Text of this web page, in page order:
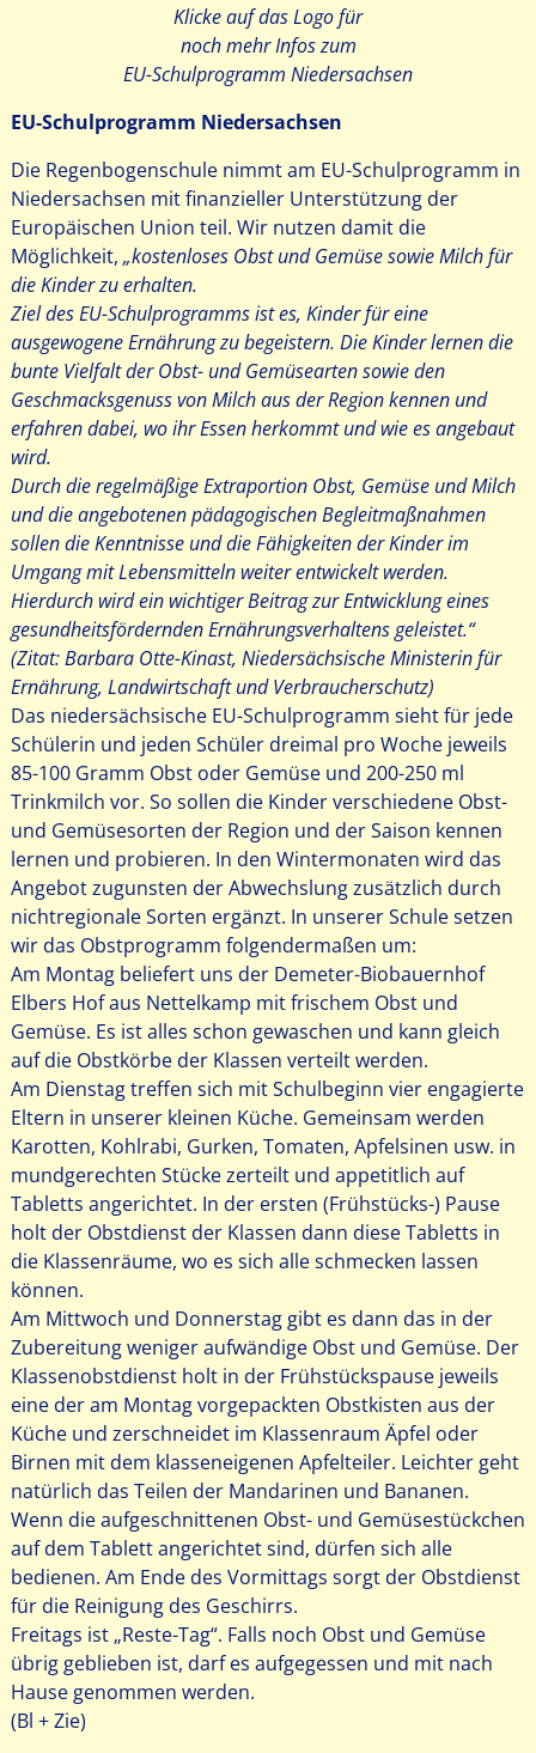
Klicke auf das Logo für
noch mehr Infos zum
EU-Schulprogramm Niedersachsen
EU-Schulprogramm Niedersachsen
Die Regenbogenschule nimmt am EU-Schulprogramm in
Niedersachsen mit finanzieller Unterstützung der
Europäischen Union teil. Wir nutzen damit die
Möglichkeit, „kostenloses Obst und Gemüse sowie Milch für
die Kinder zu erhalten.
Ziel des EU-Schulprogramms ist es, Kinder für eine
ausgewogene Ernährung zu begeistern. Die Kinder lernen die
bunte Vielfalt der Obst- und Gemüsearten sowie den
Geschmacksgenuss von Milch aus der Region kennen und
erfahren dabei, wo ihr Essen herkommt und wie es angebaut
wird.
Durch die regelmäßige Extraportion Obst, Gemüse und Milch
und die angebotenen pädagogischen Begleitmaßnahmen
sollen die Kenntnisse und die Fähigkeiten der Kinder im
Umgang mit Lebensmitteln weiter entwickelt werden.
Hierdurch wird ein wichtiger Beitrag zur Entwicklung eines
gesundheitsfördernden Ernährungsverhaltens geleistet.“
(Zitat: Barbara Otte-Kinast, Niedersächsische Ministerin für
Ernährung, Landwirtschaft und Verbraucherschutz)
Das niedersächsische EU-Schulprogramm sieht für jede
Schülerin und jeden Schüler dreimal pro Woche jeweils
85-100 Gramm Obst oder Gemüse und 200-250 ml
Trinkmilch vor. So sollen die Kinder verschiedene Obst-
und Gemüsesorten der Region und der Saison kennen
lernen und probieren. In den Wintermonaten wird das
Angebot zugunsten der Abwechslung zusätzlich durch
nichtregionale Sorten ergänzt. In unserer Schule setzen
wir das Obstprogramm folgendermaßen um:
Am Montag beliefert uns der Demeter-Biobauernhof
Elbers Hof aus Nettelkamp mit frischem Obst und
Gemüse. Es ist alles schon gewaschen und kann gleich
auf die Obstkörbe der Klassen verteilt werden.
Am Dienstag treffen sich mit Schulbeginn vier engagierte
Eltern in unserer kleinen Küche. Gemeinsam werden
Karotten, Kohlrabi, Gurken, Tomaten, Apfelsinen usw. in
mundgerechten Stücke zerteilt und appetitlich auf
Tabletts angerichtet. In der ersten (Frühstücks-) Pause
holt der Obstdienst der Klassen dann diese Tabletts in
die Klassenräume, wo es sich alle schmecken lassen
können.
Am Mittwoch und Donnerstag gibt es dann das in der
Zubereitung weniger aufwändige Obst und Gemüse. Der
Klassenobstdienst holt in der Frühstückspause jeweils
eine der am Montag vorgepackten Obstkisten aus der
Küche und zerschneidet im Klassenraum Äpfel oder
Birnen mit dem klasseneigenen Apfelteiler. Leichter geht
natürlich das Teilen der Mandarinen und Bananen.
Wenn die aufgeschnittenen Obst- und Gemüsestückchen
auf dem Tablett angerichtet sind, dürfen sich alle
bedienen. Am Ende des Vormittags sorgt der Obstdienst
für die Reinigung des Geschirrs.
Freitags ist „Reste-Tag“. Falls noch Obst und Gemüse
übrig geblieben ist, darf es aufgegessen und mit nach
Hause genommen werden.
(Bl + Zie)